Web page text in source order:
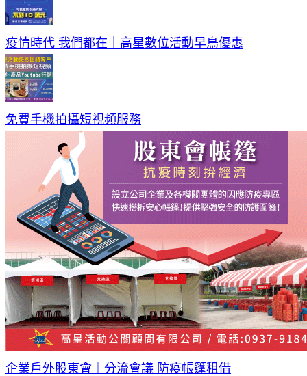
疫情時代 我們都在｜高星數位活動早鳥優惠
免費手機拍攝短視頻服務
企業戶外股東會｜分流會議 防疫帳篷租借